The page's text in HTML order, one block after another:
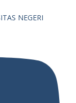
NEGERI